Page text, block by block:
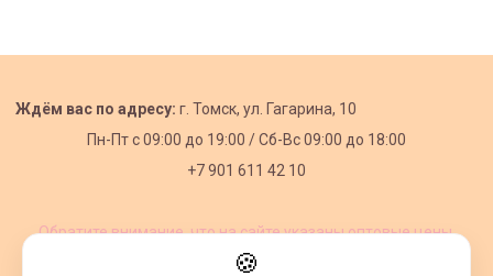
Ждём вас по адресу: г. Томск, ул. Гагарина, 10
Пн-Пт с09:00 до 19:00 /Сб-Вс 09:00 до 18:00
+7 901 611 42 10
Обратите внимание, что на сайте указаны оптовые цены,
🍪